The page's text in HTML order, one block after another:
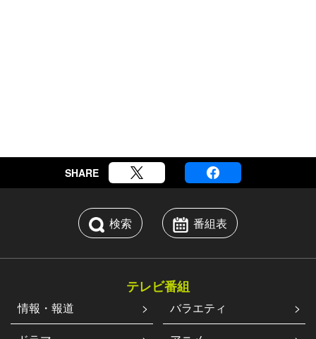
SHARE
検索 番組表
テレビ番組
情報・報道
バラエティ